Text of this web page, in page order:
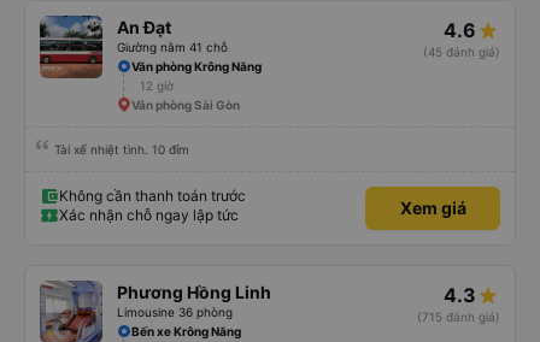
An Đạt
Giường nằm 41 chỗ
4.6
(45 đánh giá)
Văn phòng Krông Năng
12 giờ
Văn phòng Sài Gòn
Tài xế nhiệt tình. 10 đỉm
Không cần thanh toán trước
Xác nhận chỗ ngay lập tức
Xem giá
Phương Hồng Linh
Limousine 36 phòng
4.3
(715 đánh giá)
Bến xe Krông Năng